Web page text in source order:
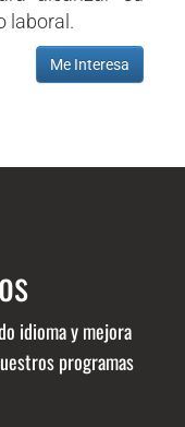
laboral.
Me Interesa
idioma y mejora
programas